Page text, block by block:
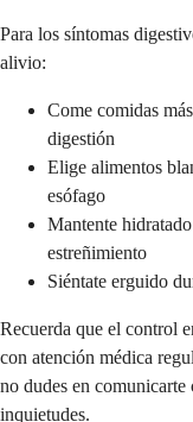
Para los síntomas
alivio:
Come comidas
digestión
Elige alimentos
esófago
Mantente
estreñimiento
Siéntate erguido
Recuerda que el control
con atención médica
no dudes en
inquietudes.